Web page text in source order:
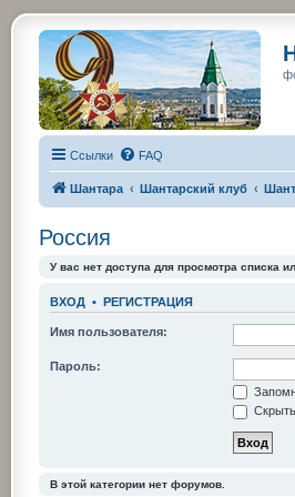
Ссылки FAQ
Шантара Шантарский клуб
Россия
У вас нет доступа для просмотра списка
ВХОД • РЕГИСТРАЦИЯ
Имя пользователя:
Пароль:
В этой категории нет форумов.